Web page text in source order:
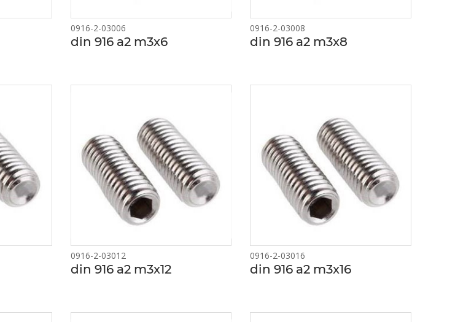
0916-2-03006
din 916 a2 m3x6
0916-2-03008
din 916 a2 m3x8
0916-2-03012
din 916 a2 m3x12
0916-2-03016
din 916 a2 m3x16